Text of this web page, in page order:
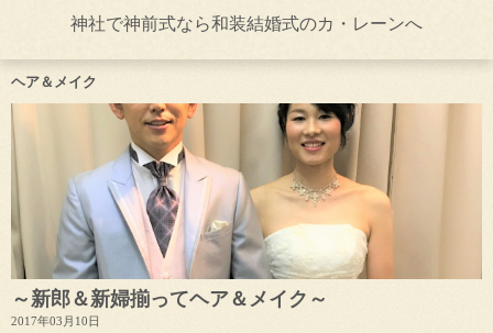
神社で神前式なら和装結婚式のカ・レーンへ
ヘア＆メイク
～新郎＆新婦揃ってヘア＆メイク～
2017年03月10日